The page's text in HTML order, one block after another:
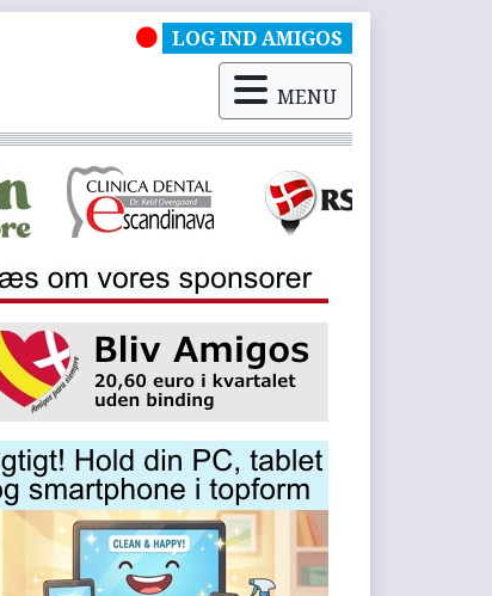
LOG IND AMIGOS
MENU